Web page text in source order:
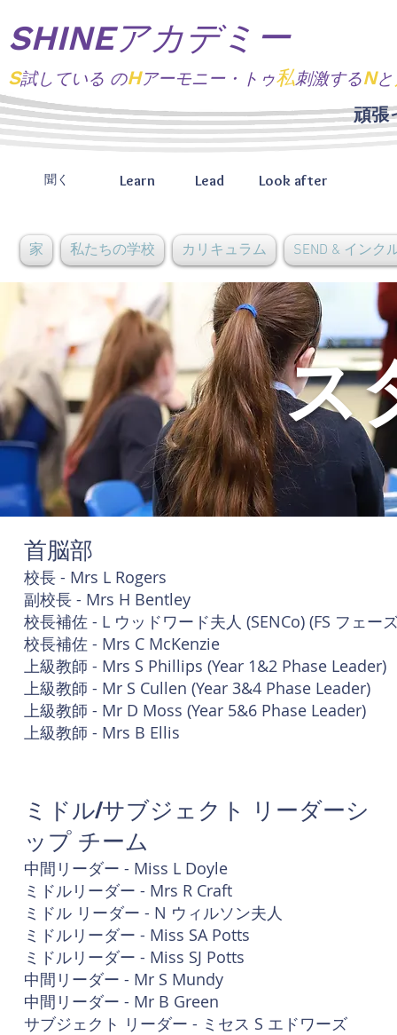
SHINEアカデミー
S試している のHアーモニー・トゥ私刺激するNと
聞く Learn Lead Look after
頑張
家 私たちの学校 カリキュラム SEND & インク
ス
首脳部
校長 - Mrs L Rogers
副校長 - Mrs H Bentley
校長補佐 - L ウッドワード夫人 (SENCo) (FS フェー
校長補佐 - Mrs C McKenzie
上級教師 - Mrs S Phillips (Year 1&2 Phase Leader)
上級教師 - Mr S Cullen (Year 3&4 Phase Leader)
上級教師 - Mr D Moss (Year 5&6 Phase Leader)
上級教師 - Mrs B Ellis
ミドル/サブジェクト リーダーシ
ップ チーム
中間リーダー - Miss L Doyle
ミドルリーダー - Mrs R Craft
ミドル リーダー - N ウィルソン夫人
ミドルリーダー - Miss SA Potts
ミドルリーダー - Miss SJ Potts
中間リーダー - Mr S Mundy
中間リーダー - Mr B Green
サブジェクト リーダー - ミセス S エドワーズ